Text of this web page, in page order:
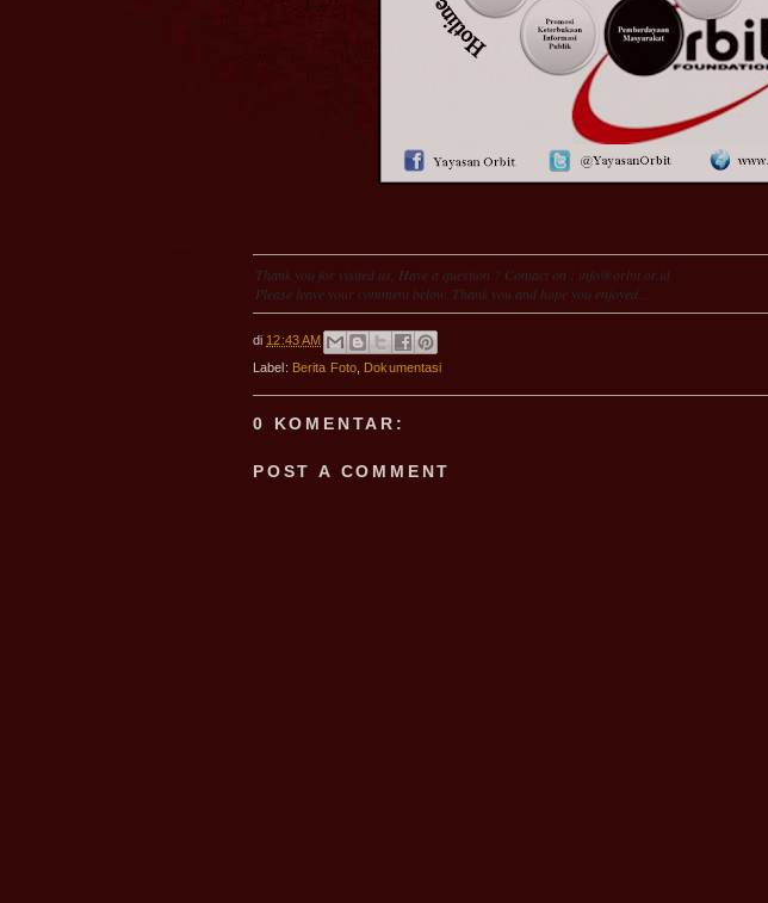
Thank you for visited us, Have a question ? Contact on : info@orbit.or.id
Please leave your comment below. Thank you and hope you enjoyed...
di 12:43 AM
Label: Berita Foto Dokumentasi
0 KOMENTAR:
POST A COMMENT